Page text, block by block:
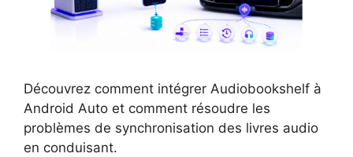
Découvrez comment intégrer Audiobookshelf à
Android Auto et comment résoudre les
problèmes de synchronisation des livres audio
en conduisant.